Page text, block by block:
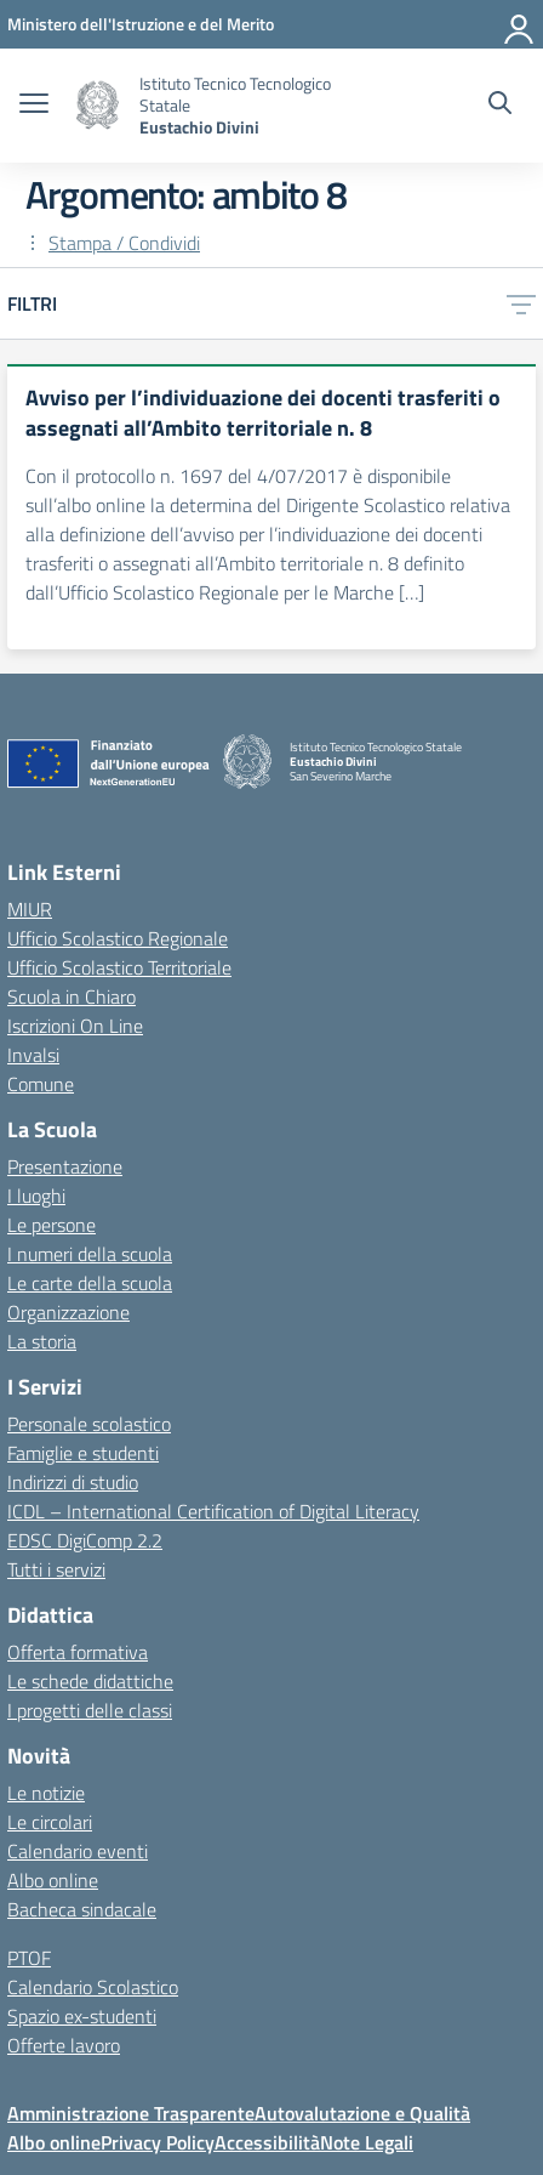
Vai ai contenuti
Vai al menu di navigazione
Vai al footer
Ministero dell'Istruzione e del Merito
Istituto Tecnico Tecnologico
Statale
Eustachio Divini
Argomento: ambito 8
Stampa / Condividi
FILTRI
Avviso per l’individuazione dei docenti trasferiti o
assegnati all’Ambito territoriale n. 8
Con il protocollo n. 1697 del 4/07/2017 è disponibile
sull’albo online la determina del Dirigente Scolastico relativa
alla definizione dell’avviso per l’individuazione dei docenti
trasferiti o assegnati all’Ambito territoriale n. 8 definito
dall’Ufficio Scolastico Regionale per le Marche […]
Istituto Tecnico Tecnologico Statale
Eustachio Divini
San Severino Marche
Link Esterni
MIUR
Ufficio Scolastico Regionale
Ufficio Scolastico Territoriale
Scuola in Chiaro
Iscrizioni On Line
Invalsi
Comune
La Scuola
Presentazione
I luoghi
Le persone
I numeri della scuola
Le carte della scuola
Organizzazione
La storia
I Servizi
Personale scolastico
Famiglie e studenti
Indirizzi di studio
ICDL – International Certification of Digital Literacy
EDSC DigiComp 2.2
Tutti i servizi
Didattica
Offerta formativa
Le schede didattiche
I progetti delle classi
Novità
Le notizie
Le circolari
Calendario eventi
Albo online
Bacheca sindacale
PTOF
Calendario Scolastico
Spazio ex-studenti
Offerte lavoro
Amministrazione TrasparenteAutovalutazione e Qualità
Albo onlinePrivacy PolicyAccessibilitàNote Legali